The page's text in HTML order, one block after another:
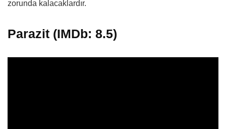
zorunda kalacaklardır.
Parazit (IMDb: 8.5)